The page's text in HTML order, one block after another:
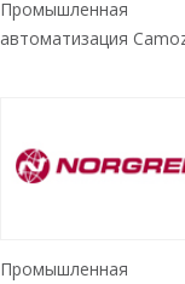
Промышленная
автоматизация
Промышленная